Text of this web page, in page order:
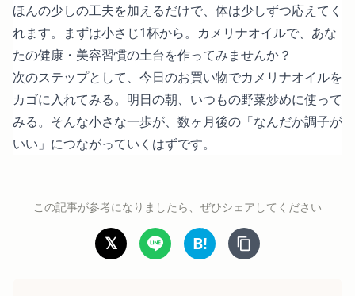
ほんの少しの工夫を加えるだけで、体は少しずつ応えてく
れます。まずは小さじ1杯から。カメリナオイルで、あな
たの健康・美容習慣の土台を作ってみませんか？
次のステップとして、今日のお買い物でカメリナオイルを
カゴに入れてみる。明日の朝、いつもの野菜炒めに使って
みる。そんな小さな一歩が、数ヶ月後の「なんだか調子が
いい」につながっていくはずです。
この記事が参考になりましたら、ぜひシェアしてください
𝕏 B!